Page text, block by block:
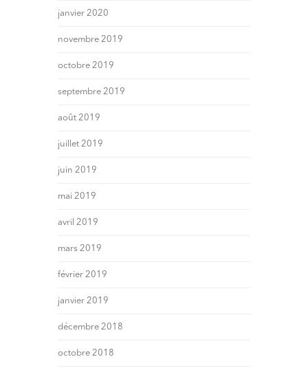
janvier 2020
novembre 2019
octobre 2019
septembre 2019
août 2019
juillet 2019
juin 2019
mai 2019
avril 2019
mars 2019
février 2019
janvier 2019
décembre 2018
octobre 2018